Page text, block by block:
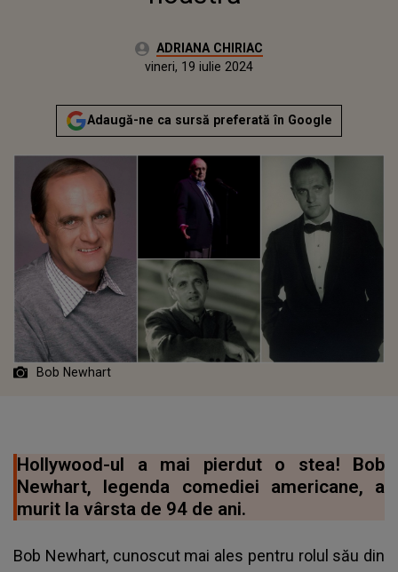
Autor:ADRIANA CHIRIAC
Actualizat:
vineri, 19 iulie 2024
Adaugă-ne ca sursă preferată în Google
Bob Newhart
Hollywood-ul a mai pierdut o stea! Bob
Newhart, legenda comediei americane, a
murit la vârsta de 94 de ani.
Bob Newhart, cunoscut mai ales pentru rolul său din